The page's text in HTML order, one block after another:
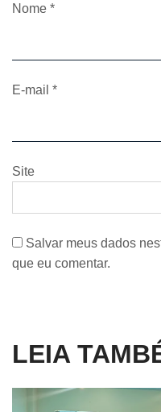
Nome *
E-mail *
Site
Salvar meus dados
que eu comentar.
LEIA